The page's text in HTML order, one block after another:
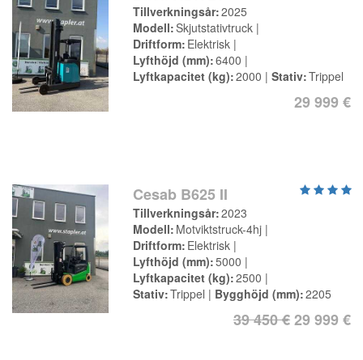
Tillverkningsår 2025
Modell Skjutstativtruck
Driftform Elektrisk
Lyfthöjd (mm) 6400
Lyftkapacitet (kg) 2000 Stativ Trippel
29 999 €
Cesab B625 II
Tillverkningsår 2023
Modell Motviktstruck-4hj
Driftform Elektrisk
Lyfthöjd (mm) 5000
Lyftkapacitet (kg) 2500
Stativ Trippel Bygghöjd (mm) 2205
39 450 €29 999 €